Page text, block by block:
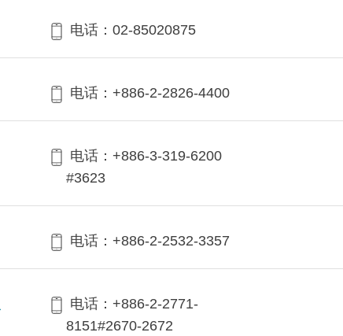
电话：02-85020875
电话：+886-2-2826-4400
电话：+886-3-319-6200
#3623
电话：+886-2-2532-3357
电话：+886-2-2771-
8151#2670-2672